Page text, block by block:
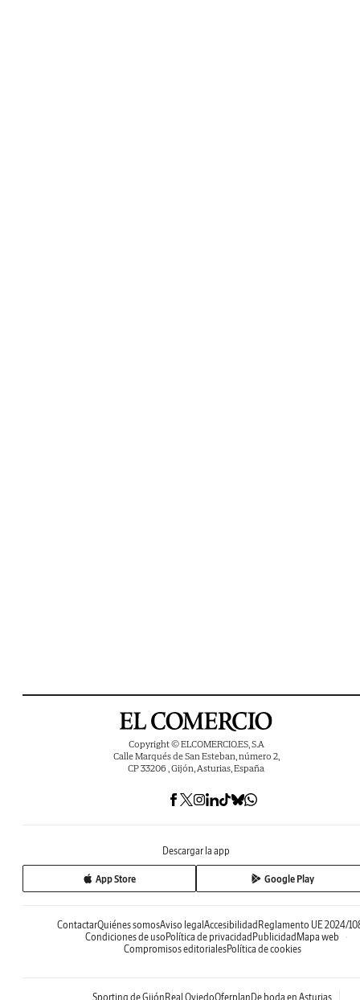
Copyright © ELCOMERCIO.ES, S.A
Calle Marqués de San Esteban, número 2,
CP 33206 , Gijón, Asturias, España
Descargar la app
App Store Google Play
ContactarQuiénes somosAviso legal Accesibilidad Reglamento UE 2024/
Condiciones de uso Política de privacidad Publicidad Mapa web
Compromisos editorialesPolítica de cookies
Sporting de Gijón Real OviedoOferplan De boda en Asturias